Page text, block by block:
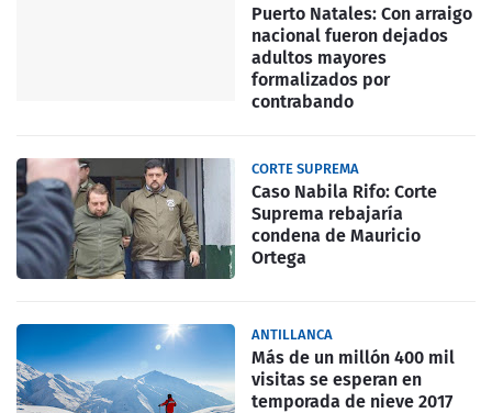
Puerto Natales: Con arraigo
nacional fueron dejados
adultos mayores
formalizados por
contrabando
CORTE SUPREMA
Caso Nabila Rifo: Corte
Suprema rebajaría
condena de Mauricio
Ortega
ANTILLANCA
Más de un millón 400 mil
visitas se esperan en
temporada de nieve 2017